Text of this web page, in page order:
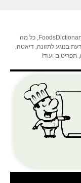
הבלוג של אתר FoodsDictionary, כל מה
בנוגע לתזונה, דיאטה,
תפריטים ועוד!